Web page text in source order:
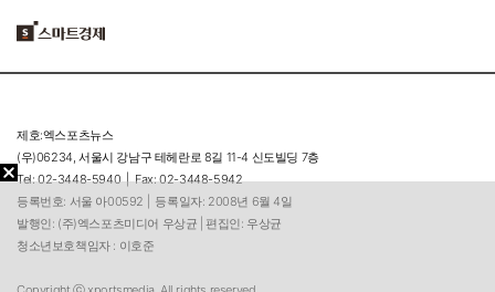
제호:엑스포츠뉴스
(우)06234, 서울시 강남구 테헤란로 8길 11-4 신도빌딩 7층
Tel: 02-3448-5940 |Fax: 02-3448-5942
등록번호: 서울 아00592 |
등록일자: 2008년 6월 4일
발행인: (주)엑스포츠미디어 우상균 | 편집인: 우상균
청소년보호책임자 : 이호준